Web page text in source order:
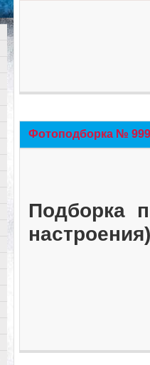
Фотоподборка №
Подборка